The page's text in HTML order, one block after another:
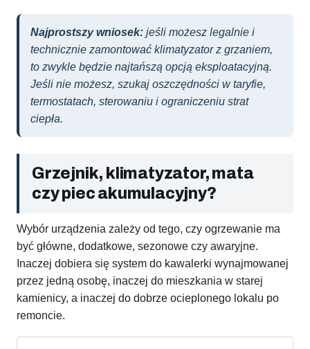
Najprostszy wniosek: jeśli możesz legalnie i
technicznie zamontować klimatyzator z grzaniem,
to zwykle będzie najtańszą opcją eksploatacyjną.
Jeśli nie możesz, szukaj oszczędności w taryfie,
termostatach, sterowaniu i ograniczeniu strat
ciepła.
Grzejnik, klimatyzator, mata
czy piec akumulacyjny?
Wybór urządzenia zależy od tego, czy ogrzewanie ma
być główne, dodatkowe, sezonowe czy awaryjne.
Inaczej dobiera się system do kawalerki wynajmowanej
przez jedną osobę, inaczej do mieszkania w starej
kamienicy, a inaczej do dobrze ocieplonego lokalu po
remoncie.